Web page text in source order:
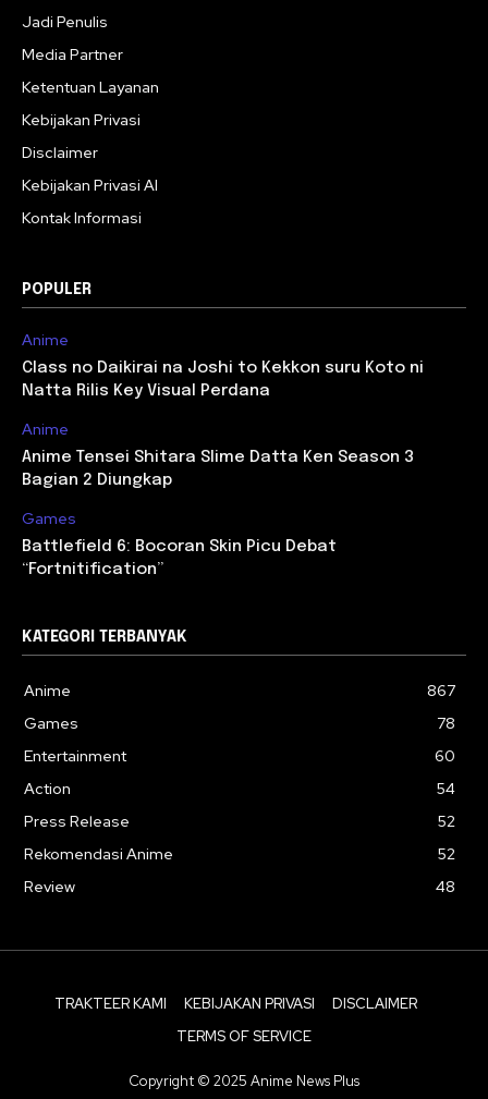
Jadi Penulis
Media Partner
Ketentuan Layanan
Kebijakan Privasi
Disclaimer
Kebijakan Privasi AI
Kontak Informasi
POPULER
Anime
Class no Daikirai na Joshi to Kekkon suru Koto ni
Natta Rilis Key Visual Perdana
Anime
Anime Tensei Shitara Slime Datta Ken Season 3
Bagian 2 Diungkap
Games
Battlefield 6: Bocoran Skin Picu Debat
“Fortnitification”
KATEGORI TERBANYAK
Anime
867
Games
78
Entertainment
60
Action
54
Press Release
52
Rekomendasi Anime
52
Review
48
TRAKTEER KAMI KEBIJAKAN PRIVASI
DISCLAIMER
TERMS OF SERVICE
Copyright © 2025 Anime News Plus